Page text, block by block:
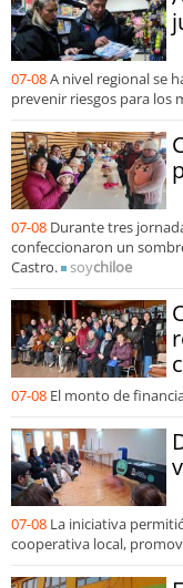
07-08A nivel regional se
prevenir riesgos para los
07-08 Durante tres
confeccionaron un
Castro.
soychiloe
07-08 El monto de
07-08 La iniciativa
cooperativa local,